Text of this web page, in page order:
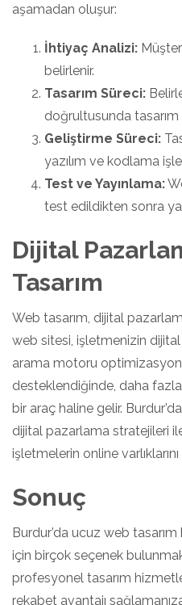
aşamadan oluşur:
İhtiyaç Analizi:
belirlenir.
Tasarım Süreci:
doğrultusunda tasarım
Geliştirme Süreci:
yazılım ve kodlama
Test ve Yayınlama:
test edildikten sonra
Dijital
Tasarım
Web tasarım, dijital
web sitesi, işletmenizin dijital
arama motoru
desteklendiğinde, daha
bir araç haline gelir.
dijital pazarlama stratejileri
işletmelerin online
Sonuç
Burdur’da ucuz web
için birçok seçenek
profesyonel tasarım
rekabet avantajı